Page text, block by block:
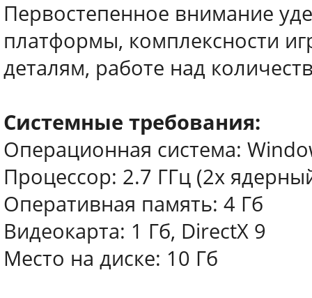
Первостепенное внимание
платформы, комплексности
деталям, работе над
Системные требования:
Операционная система:
Процессор: 2.7 ГГц (2х
Оперативная память: 4 Гб
Видеокарта: 1 Гб, DirectX 9
Место на диске: 10 Гб